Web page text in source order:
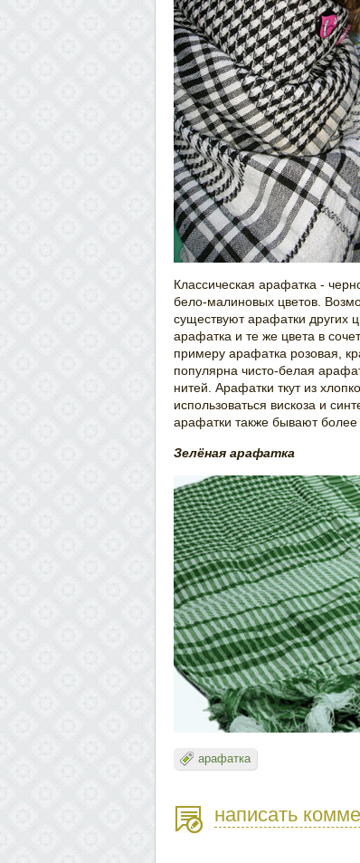
Классическая арафатка -
бело-малиновых цветов.
существуют арафатки других
арафатка и те же цвета в
примеру арафатка розовая,
популярна чисто-белая
нитей. Арафатки ткут из
использоваться вискоза и
арафатки также бывают
Зелёная арафатка
арафатка
написать